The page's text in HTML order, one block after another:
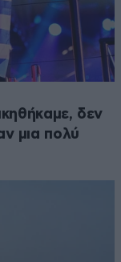
δεν
μια πολύ